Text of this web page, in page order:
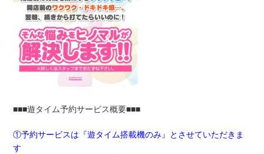
■■■遊タイム予約サービス概要■■■
①予約サービスは『遊タイム搭載機のみ』とさせていただきま
す